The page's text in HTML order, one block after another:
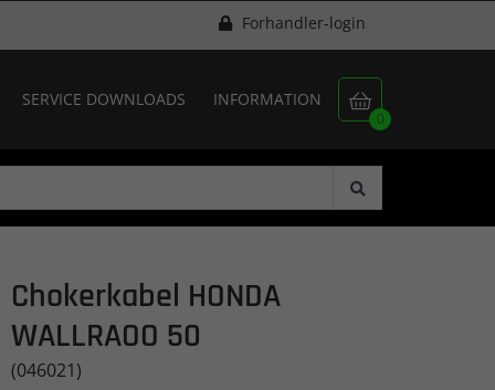
Forhandler-login

0
SERVICE DOWNLOADS INFORMATION
Chokerkabel HONDA
WALLRAOO 50
(046021)